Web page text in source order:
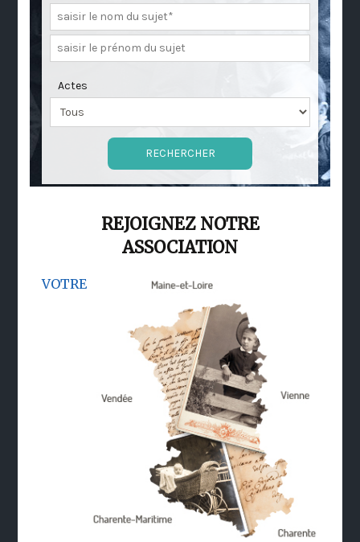
Actes
REJOIGNEZ NOTRE
ASSOCIATION
VOTRE